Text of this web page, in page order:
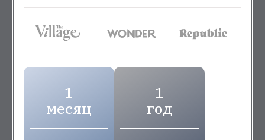
1
месяц
1
год